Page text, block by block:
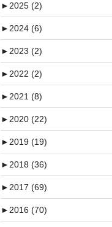
►2025 (2)
►2024 (6)
►2023 (2)
►2022 (2)
►2021 (8)
►2020 (22)
►2019 (19)
►2018 (36)
►2017 (69)
►2016 (70)